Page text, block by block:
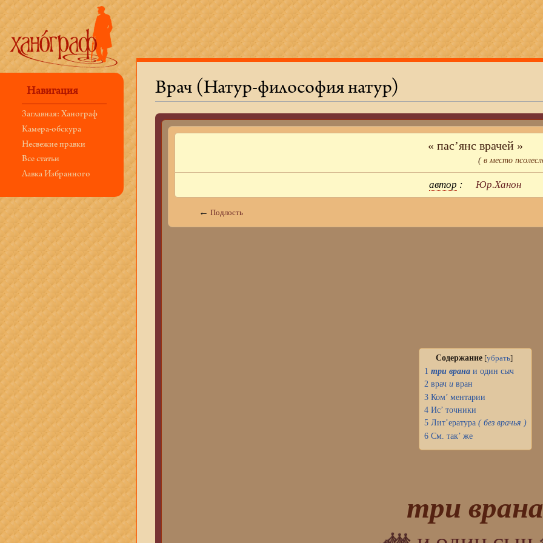
Врач (Натур-философия натур)
« пас’янс врачей »
( в место
автор :Юр.Ханон
← Подлость
Содержание [убрать]
1 три вранаи один сыч
2 врач ивран
3 Ком’ ментарии
4 Ис’ точники
5 Лит’ература ( без врачья )
6 См. так’ же
три
Навигация
Заглавная: Ханограф
Камера-обскура
Несвежие правки
Все статьи
Лавка Избранного